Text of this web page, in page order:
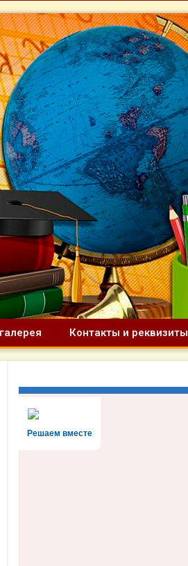
Контакты и реквизиты
Решаем вместе